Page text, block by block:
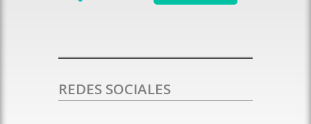
REDES SOCIALES